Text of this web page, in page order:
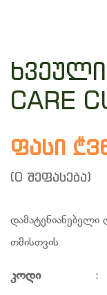
CARE
ფასი
(0 შეფასება)
თმისთვის
კოდი :